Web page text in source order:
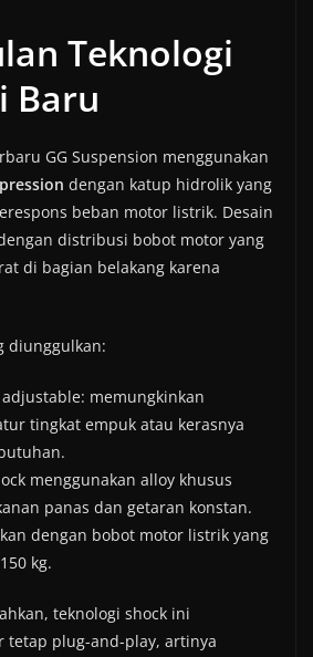
Teknologi
Baru
GG Suspension menggunakan
dengan katup hidrolik yang
beban motor listrik. Desain
distribusi bobot motor yang
di bagian belakang karena
diunggulkan:
memungkinkan
tingkat empuk atau kerasnya
menggunakan alloy khusus
panas dan getaran konstan.
dengan bobot motor listrik yang
kg.
teknologi shock ini
tetap plug-and-play, artinya